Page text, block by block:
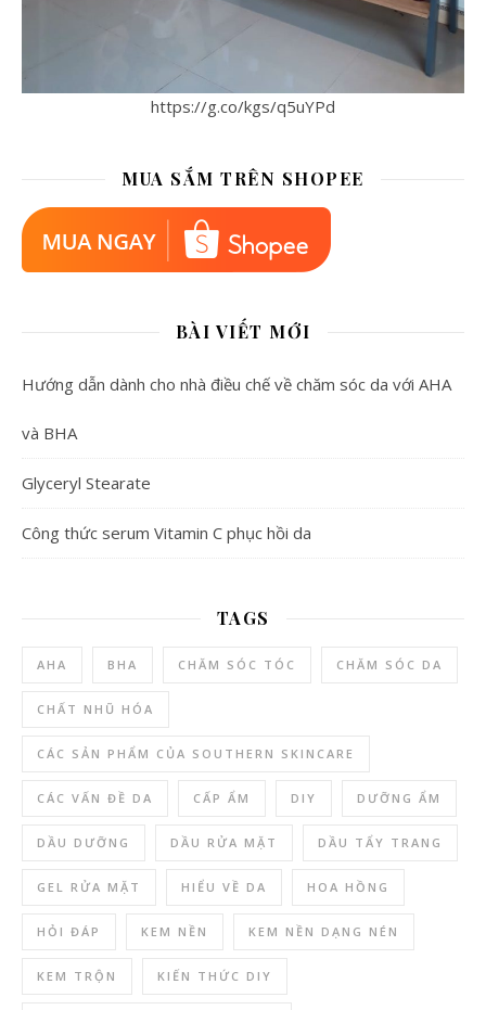
https://g.co/kgs/q5uYPd
MUA SẮM TRÊN SHOPEE
BÀI VIẾT MỚI
Hướng dẫn dành cho nhà điều chế về chăm sóc da với AHA
và BHA
Glyceryl Stearate
Công thức serum Vitamin C phục hồi da
TAGS
AHA BHA CHĂM SÓC TÓC CHĂM SÓC DA
CHẤT NHŨ HÓA
CÁC SẢN PHẨM CỦA SOUTHERN SKINCARE
CÁC VẤN ĐỀ DA CẤP ẨM DIY DƯỠNG ẨM
DẦU DƯỠNG DẦU RỬA MẶT DẦU TẨY TRANG
GEL RỬA MẶT HIỂU VỀ DA HOA HỒNG
HỎI ĐÁP KEM NỀN KEM NỀN DẠNG NÉN
KEM TRỘN KIẾN THỨC DIY